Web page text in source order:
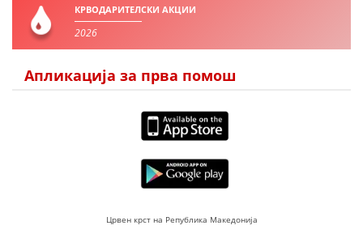
КРВОДАРИТЕЛСКИ АКЦИИ
2026
Апликација за прва помош
Црвен крст на Република Македонија